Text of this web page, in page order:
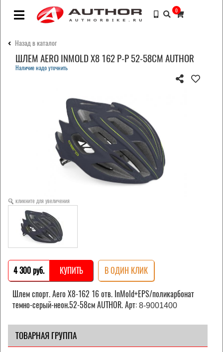
0
Назад в каталог
ШЛЕМ AERO INMOLD X8 162 Р-Р 52-58СМ AUTHOR
Наличие надо уточнить
кликните для увеличения
4 300 pуб. КУПИТЬ В ОДИН КЛИК
Шлем спорт. Aero X8-162 16 отв. InMold+EPS/поликарбонат
темно-серый-неон.52-58см AUTHOR. Арт: 8-9001400
ТОВАРНАЯ ГРУППА